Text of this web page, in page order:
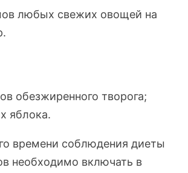
любых свежих овощей на
обезжиренного творога;
яблока.
времени соблюдения диеты
необходимо включать в